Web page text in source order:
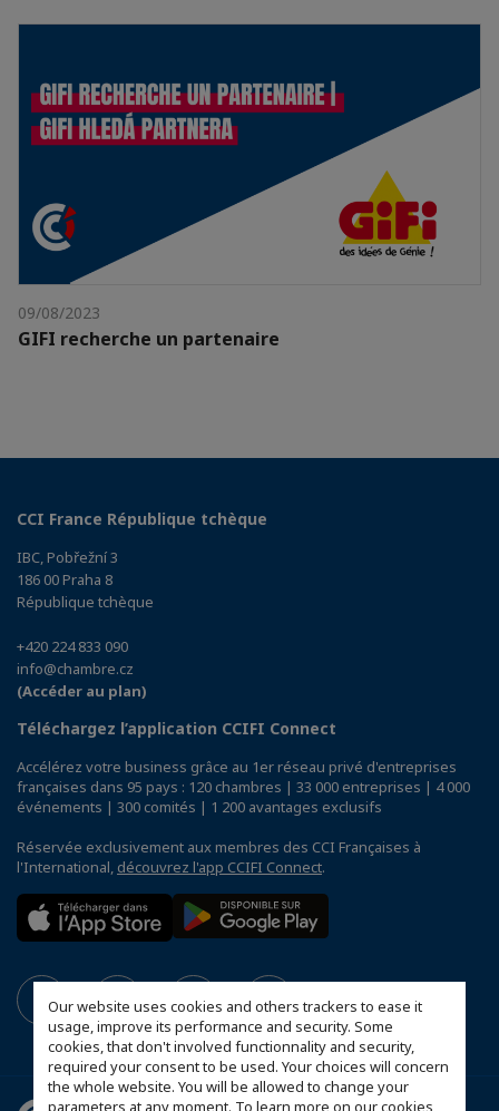
Our website uses cookies and others trackers to ease it
usage, improve its performance and security. Some
cookies, that don't involved functionnality and security,
required your consent to be used. Your choices will concern
the whole website. You will be allowed to change your
parameters at any moment. To learn more on our cookies
09/08/2023
GIFI recherche un partenaire
CCI France République tchèque
IBC, Pobřežní 3
186 00 Praha 8
République tchèque
+420 224 833 090
info@chambre.cz
(Accéder au plan)
Téléchargez l’application CCIFI Connect
Accélérez votre business grâce au 1er réseau privé d'entreprises
françaises dans 95 pays : 120 chambres | 33 000 entreprises | 4 000
événements | 300 comités | 1 200 avantages exclusifs
Réservée exclusivement aux membres des CCI Françaises à
l'International, découvrez l'app CCIFI Connect.